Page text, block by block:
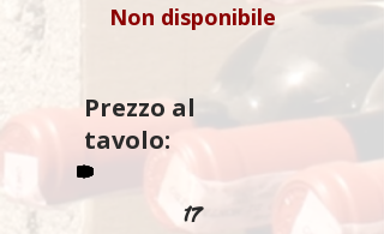
Non disponibile
Prezzo al
tavolo:
17